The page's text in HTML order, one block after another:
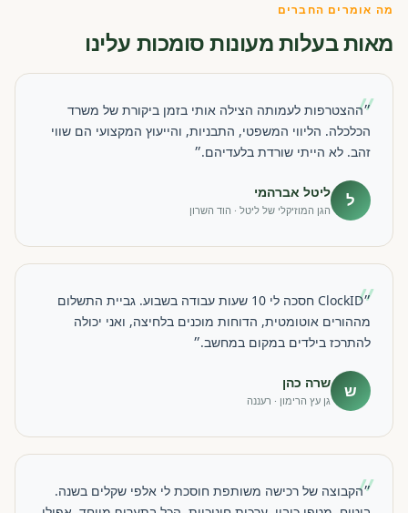
מה אומרים החברים
מאות בעלות מעונות סומכות עלינו
״
״ההצטרפות לעמותה הצילה אותי בזמן ביקורת של משרד
הכלכלה. הליווי המשפטי, התבניות, והייעוץ המקצועי הם שווי
זהב. לא הייתי שורדת בלעדיהם.״
ל ליטל אברהמי
הגן המוזיקלי של ליטל · הוד השרון
״
״ClockID חסכה לי 10 שעות עבודה בשבוע. גביית התשלום
מההורים אוטומטית, הדוחות מוכנים בלחיצה, ואני יכולה
להתרכז בילדים במקום במחשב.״
ש שרה כהן
גן עץ הרימון · רעננה
״
״הקבוצה של רכישה משותפת חוסכת לי אלפי שקלים בשנה.